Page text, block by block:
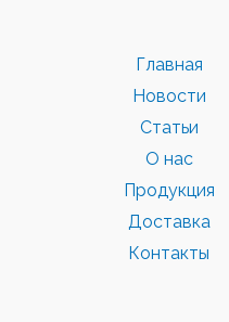
Главная
Новости
Статьи
О нас
Продукция
Доставка
Контакты